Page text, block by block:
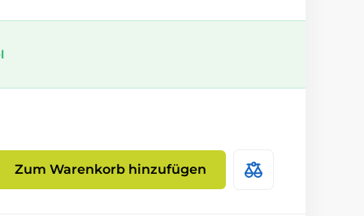
Zum Warenkorb hinzufügen